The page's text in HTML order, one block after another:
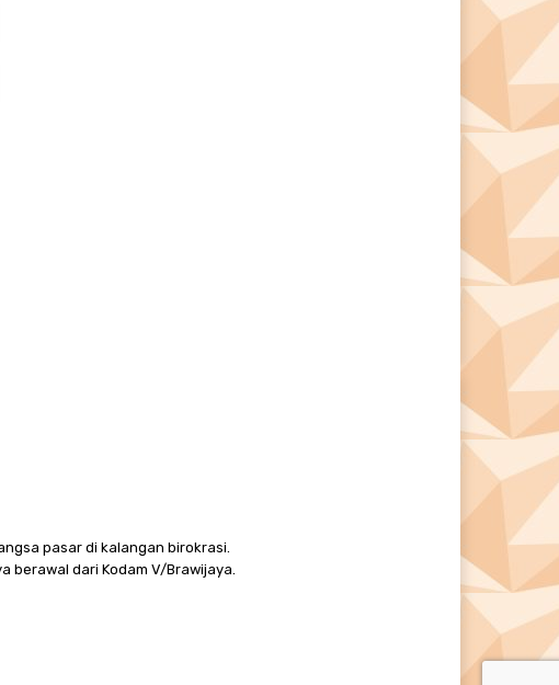
pasar di kalangan birokrasi.
berawal dari Kodam V/Brawijaya.